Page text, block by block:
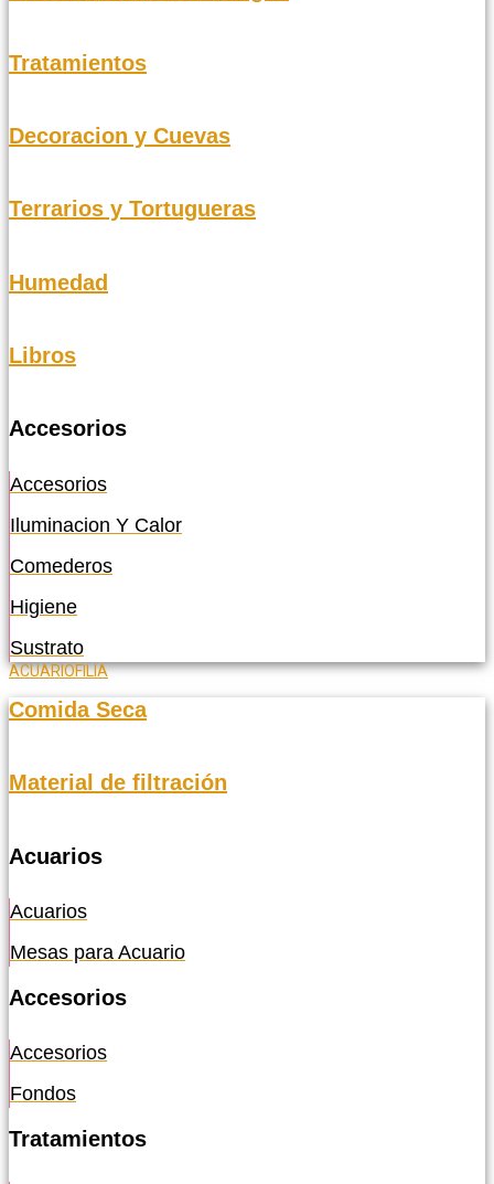
Tratamientos
Decoracion y Cuevas
Terrarios y Tortugueras
Humedad
Libros
Accesorios
Accesorios
Iluminacion Y Calor
Comederos
Higiene
Sustrato
ACUARIOFILIA
Comida Seca
Material de filtración
Acuarios
Acuarios
Mesas para Acuario
Accesorios
Accesorios
Fondos
Tratamientos